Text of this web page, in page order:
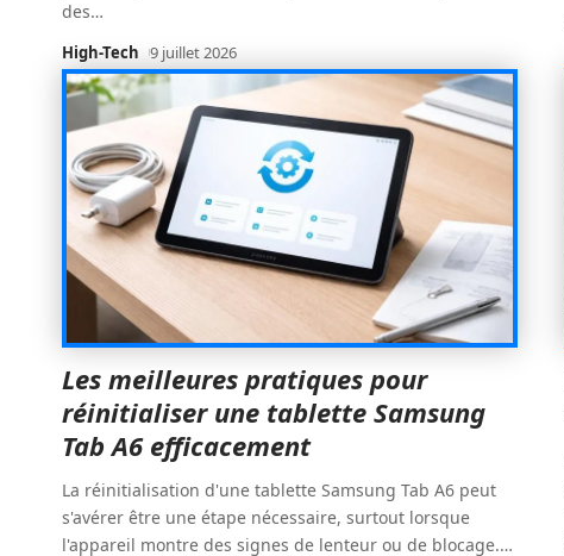
des…
High-Tech 9 juillet 2026
Les meilleures pratiques pour
réinitialiser une tablette Samsung
Tab A6 efficacement
La réinitialisation d'une tablette Samsung Tab A6 peut
s'avérer être une étape nécessaire, surtout lorsque
l'appareil montre des signes de lenteur ou de blocage.…